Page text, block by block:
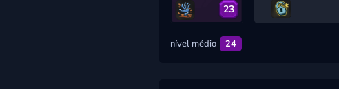
23
nível médio 24